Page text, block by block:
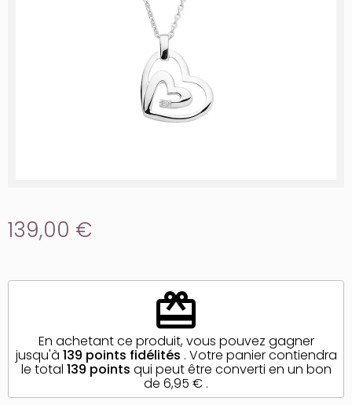
139,00 €
redeem
En achetant ce produit, vous pouvez gagner
jusqu'à 139 points fidélités . Votre panier contiendra
le total 139 points qui peut être converti en un bon
de 6,95 € .